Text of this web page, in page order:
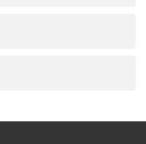
部または一部を外部の業
ます。取得情報の取り扱